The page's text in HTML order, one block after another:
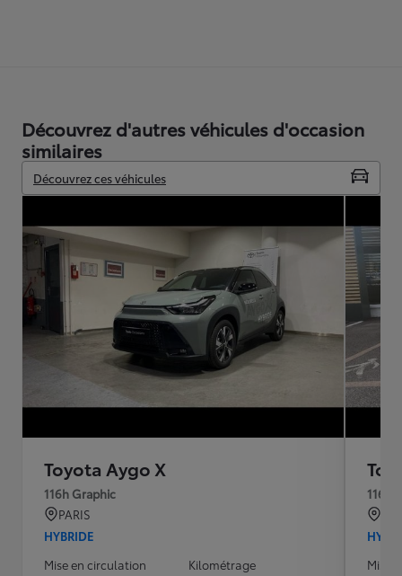
Découvrez d'autres véhicules d'occasion
similaires
Découvrez ces véhicules
Toyota Aygo X
116h Graphic
PARIS
HYBRIDE
Mise en circulation
Kilométrage
116h
Mise